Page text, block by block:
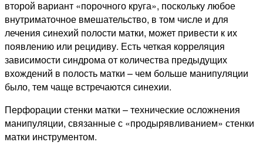
второй вариант «порочного круга», поскольку любое
внутриматочное вмешательство, в том числе и для
лечения синехий полости матки, может привести к их
появлению или рецидиву. Есть четкая корреляция
зависимости синдрома от количества предыдущих
вхождений в полость матки – чем больше манипуляции
было, тем чаще встречаются синехии.
Перфорации стенки матки – технические осложнения
манипуляции, связанные с «продырявливанием» стенки
матки инструментом.